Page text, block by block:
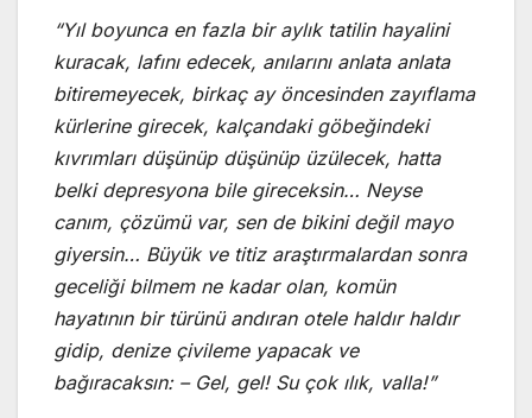
“Yıl boyunca en fazla bir aylık tatilin hayalini
kuracak, lafını edecek, anılarını anlata anlata
bitiremeyecek, birkaç ay öncesinden zayıflama
kürlerine girecek, kalçandaki göbeğindeki
kıvrımları düşünüp düşünüp üzülecek, hatta
belki depresyona bile gireceksin… Neyse
canım, çözümü var, sen de bikini değil mayo
giyersin… Büyük ve titiz araştırmalardan sonra
geceliği bilmem ne kadar olan, komün
hayatının bir türünü andıran otele haldır haldır
gidip, denize çivileme yapacak ve
bağıracaksın: – Gel, gel! Su çok ılık, valla!”